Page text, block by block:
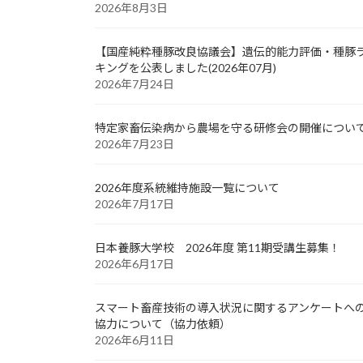
2026年8月3日
【国産純粋種豚改良協議会】遺伝的能力評価・種豚
キングを公表しました(2026年07月)
2026年7月24日
特定家畜伝染病から農場を守る研修会の開催につい
2026年7月23日
2026年度系統維持施設一覧について
2026年7月17日
日本養豚大学校 2026年度 第11期受講生募集！
2026年6月17日
スマート畜産技術の導入状況に関するアンケートへ
協力について（協力依頼）
2026年6月11日